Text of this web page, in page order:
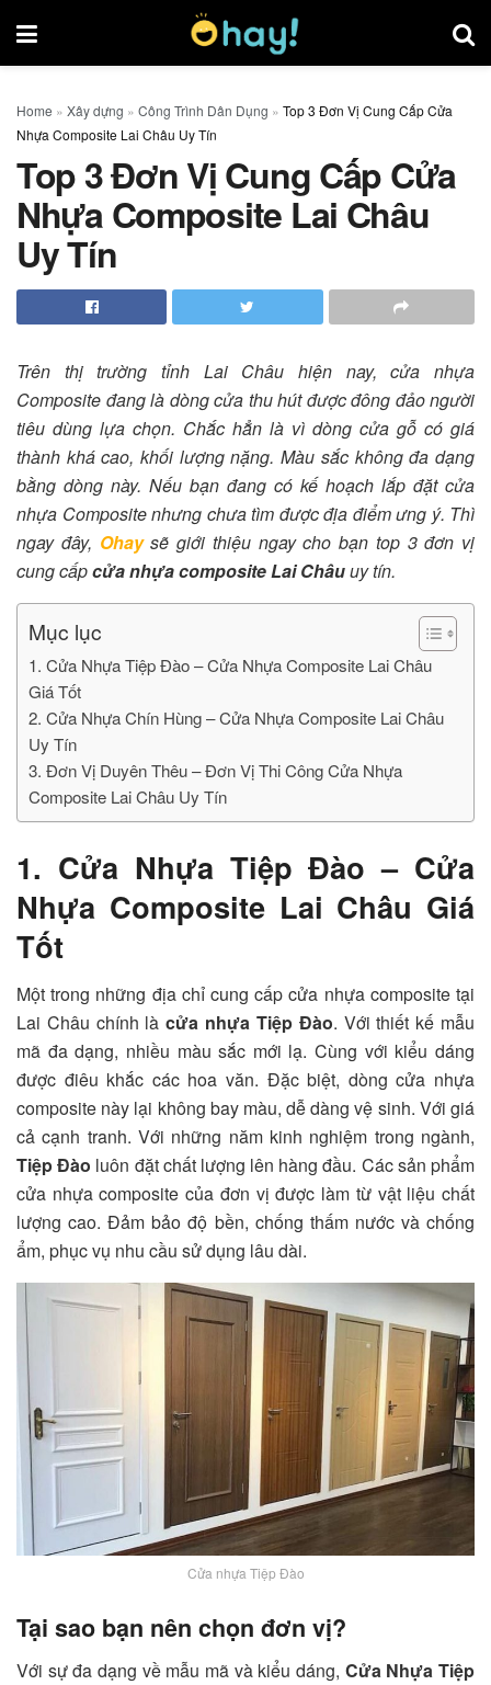
Home » Xây dựng » Công Trình Dân Dụng » Top 3 Đơn Vị Cung Cấp Cửa
Nhựa Composite Lai Châu Uy Tín
Top 3 Đơn Vị Cung Cấp Cửa
Nhựa Composite Lai Châu
Uy Tín
Trên thị trường tỉnh Lai Châu hiện nay, cửa nhựa
Composite đang là dòng cửa thu hút được đông đảo người
tiêu dùng lựa chọn. Chắc hẳn là vì dòng cửa gỗ có giá
thành khá cao, khối lượng nặng. Màu sắc không đa dạng
bằng dòng này. Nếu bạn đang có kế hoạch lắp đặt cửa
nhựa Composite nhưng chưa tìm được địa điểm ưng ý. Thì
ngay đây, Ohaysẽ giới thiệu ngay cho bạn top 3 đơn vị
cung cấpcửa nhựa composite Lai Châuuy tín.
Mục lục
1. Cửa Nhựa Tiệp Đào – Cửa Nhựa Composite Lai Châu
Giá Tốt
2. Cửa Nhựa Chín Hùng – Cửa Nhựa Composite Lai Châu
Uy Tín
3. Đơn Vị Duyên Thêu – Đơn Vị Thi Công Cửa Nhựa
Composite Lai Châu Uy Tín
1. Cửa Nhựa Tiệp Đào – Cửa
Nhựa Composite Lai Châu Giá
Tốt
Một trong những địa chỉ cung cấp cửa nhựa composite tại
Lai Châu chính làcửa nhựa Tiệp Đào. Với thiết kế mẫu
mã đa dạng, nhiều màu sắc mới lạ. Cùng với kiểu dáng
được điêu khắc các hoa văn. Đặc biệt, dòng cửa nhựa
composite này lại không bay màu, dễ dàng vệ sinh. Với giá
cả cạnh tranh. Với những năm kinh nghiệm trong ngành,
Tiệp Đào luôn đặt chất lượng lên hàng đầu. Các sản phẩm
cửa nhựa composite của đơn vị được làm từ vật liệu chất
lượng cao. Đảm bảo độ bền, chống thấm nước và chống
ẩm, phục vụ nhu cầu sử dụng lâu dài.
Cửa nhựa Tiệp Đào
Tại sao bạn nên chọn đơn vị?
Với sự đa dạng về mẫu mã và kiểu dáng, Cửa Nhựa Tiệp